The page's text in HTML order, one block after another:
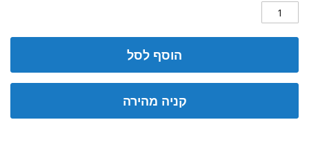
הוסף לסל
קניה מהירה